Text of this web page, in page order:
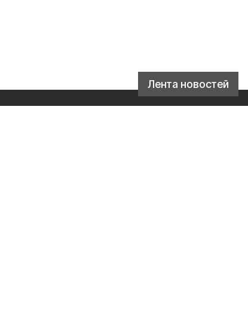
Лента новостей